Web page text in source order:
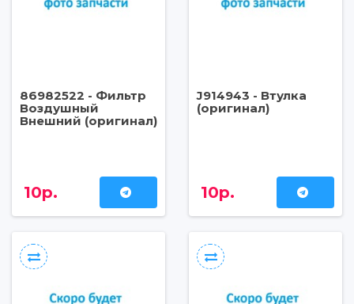
86982522 - Фильтр
Воздушный
Внешний (оригинал)
10р.
J914943 - Втулка
(оригинал)
10р.